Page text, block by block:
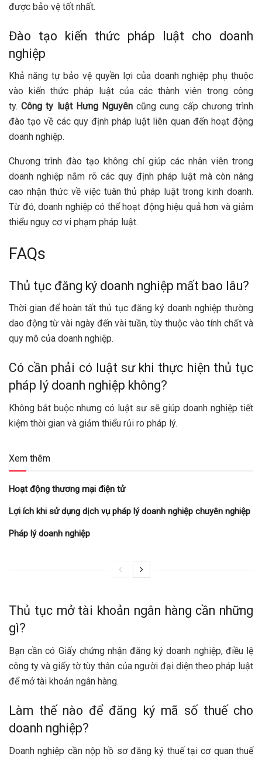
được bảo vệ tốt nhất.
Đào tạo kiến thức pháp luật cho doanh
nghiệp
Khả năng tự bảo vệ quyền lợi của doanh nghiệp phụ thuộc
vào kiến thức pháp luật của các thành viên trong công
ty.Công ty luật Hưng Nguyên cũng cung cấp chương trình
đào tạo về các quy định pháp luật liên quan đến hoạt động
doanh nghiệp.
Chương trình đào tạo không chỉ giúp các nhân viên trong
doanh nghiệp nắm rõ các quy định pháp luật mà còn nâng
cao nhận thức về việc tuân thủ pháp luật trong kinh doanh.
Từ đó, doanh nghiệp có thể hoạt động hiệu quả hơn và giảm
thiểu nguy cơ vi phạm pháp luật.
FAQs
Thủ tục đăng ký doanh nghiệp mất bao lâu?
Thời gian để hoàn tất thủ tục đăng ký doanh nghiệp thường
dao động từ vài ngày đến vài tuần, tùy thuộc vào tính chất và
quy mô của doanh nghiệp.
Có cần phải có luật sư khi thực hiện thủ tục
pháp lý doanh nghiệp không?
Không bắt buộc nhưng có luật sư sẽ giúp doanh nghiệp tiết
kiệm thời gian và giảm thiểu rủi ro pháp lý.
Xem thêm
Hoạt động thương mại điện tử
Lợi ích khi sử dụng dịch vụ pháp lý doanh nghiệp chuyên nghiệp
Pháp lý doanh nghiệp
Thủ tục mở tài khoản ngân hàng cần những
gì?
Bạn cần có Giấy chứng nhận đăng ký doanh nghiệp, điều lệ
công ty và giấy tờ tùy thân của người đại diện theo pháp luật
để mở tài khoản ngân hàng.
Làm thế nào để đăng ký mã số thuế cho
doanh nghiệp?
Doanh nghiệp cần nộp hồ sơ đăng ký thuế tại cơ quan thuế